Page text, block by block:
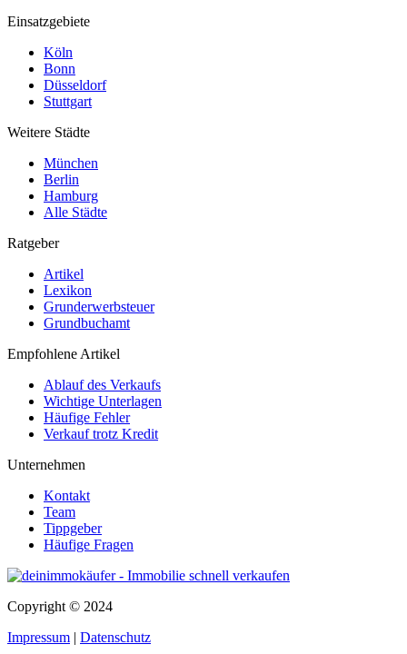
Einsatzgebiete
Köln
Bonn
Düsseldorf
Stuttgart
Weitere Städte
München
Berlin
Hamburg
Alle Städte
Ratgeber
Artikel
Lexikon
Grunderwerbsteuer
Grundbuchamt
Empfohlene Artikel
Ablauf des Verkaufs
Wichtige Unterlagen
Häufige Fehler
Verkauf trotz Kredit
Unternehmen
Kontakt
Team
Tippgeber
Häufige Fragen
Copyright © 2024
Impressum | Datenschutz